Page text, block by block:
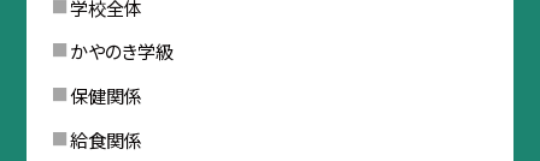
学校全体
かやのき学級
保健関係
給食関係